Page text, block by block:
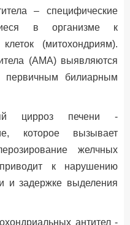
– специфические
в организме к
(митохондриям).
(АМА) выявляются
билиарным
цирроз печени -
которое вызывает
желчных
к нарушению
и задержке выделения
антител -